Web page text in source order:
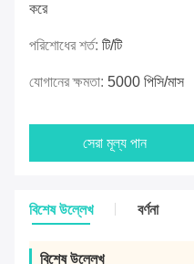
করে
পরিশোধের শর্ত: টি/টি
যোগানের ক্ষমতা: 5000 পিসি/মাস
সেরা মূল্য পান
বিশেষ উল্লেখ বর্ণনা
বিশেষ উল্লেখ